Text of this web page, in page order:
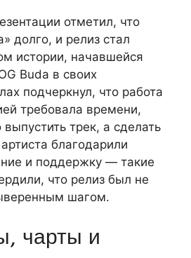
отметил, что
долго, и релиз стал
истории, начавшейся
Buda в своих
подчеркнул, что работа
требовала времени,
трек, а сделать
благодарили
и поддержку — такие
что релиз был не
шагом.
чарты и